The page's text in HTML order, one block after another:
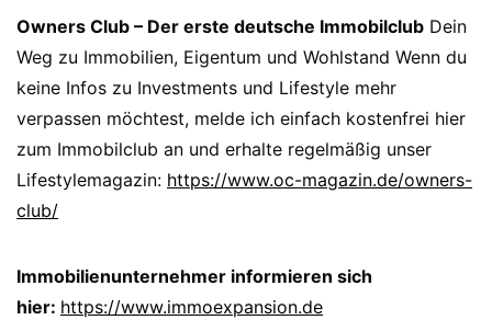
Owners Club – Der erste deutsche Immobilclub Dein
Weg zu Immobilien, Eigentum und Wohlstand Wenn du
keine Infos zu Investments und Lifestyle mehr
verpassen möchtest, melde ich einfach kostenfrei hier
zum Immobilclub an und erhalte regelmäßig unser
Lifestylemagazin: https://www.oc-magazin.de/owners-
club/
Immobilienunternehmer informieren sich
hier: https://www.immoexpansion.de